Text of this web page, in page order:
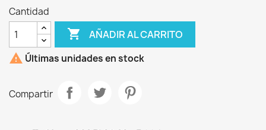
Cantidad
 AÑADIR AL CARRITO
 Últimas unidades en stock
Compartir